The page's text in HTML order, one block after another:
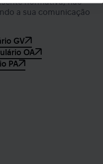
normativa, não
a sua comunicação
GV
OA
PA